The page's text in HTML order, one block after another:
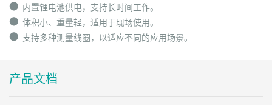
⬤ 内置锂电池供电，支持长时间工作。
⬤ 体积小、重量轻，适用于现场使用。
⬤ 支持多种测量线圈，以适应不同的应用场景。
产品文档